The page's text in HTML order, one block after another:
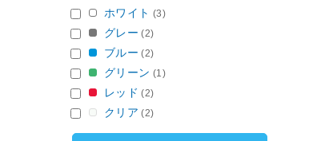
ホワイト (3)
グレー (2)
ブルー (2)
グリーン (1)
レッド (2)
クリア (2)